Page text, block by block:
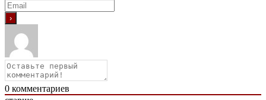
0 комментариев